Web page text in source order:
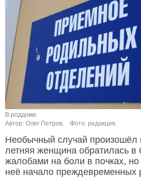
В роддоме.
Автор: Олег Петров.
Фото: редакция.
Необычный случай произошёл
летняя женщина обратилась в
жалобами на боли в почках,
неё начало преждевременных